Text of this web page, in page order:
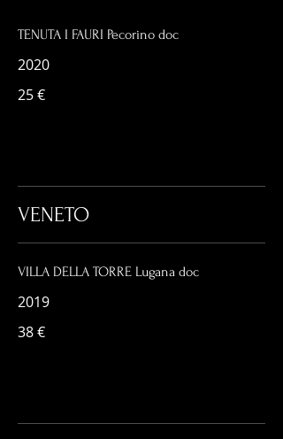
TENUTA I FAURI Pecorino doc
2020
25 €
VENETO
VILLA DELLA TORRE Lugana doc
2019
38 €